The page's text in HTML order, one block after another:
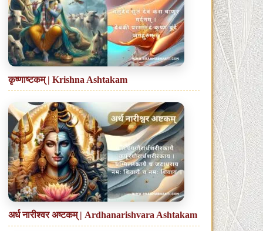
कृष्णाष्टकम् | Krishna Ashtakam
अर्ध नारीश्वर अष्टकम् | Ardhanarishvara Ashtakam